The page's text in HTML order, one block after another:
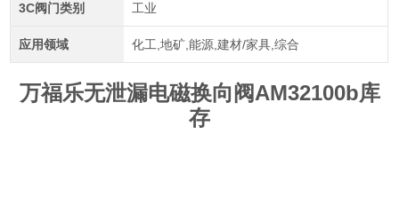
3C阀门类别 工业
应用领域 化工,地矿,能源,建材/家具,综合
万福乐无泄漏电磁换向阀AM32100b库
存